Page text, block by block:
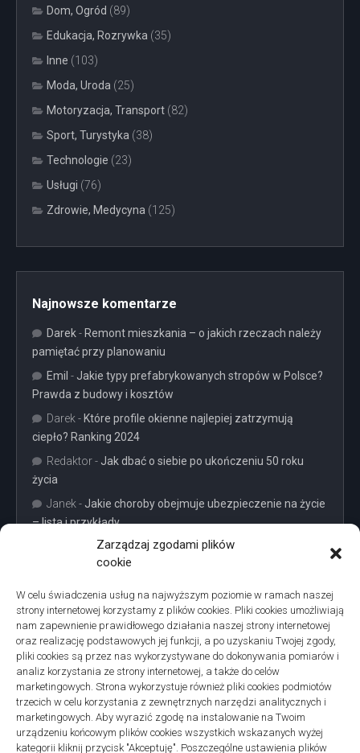
Zarządzaj zgodami plików
cookie
W celu świadczenia usług na najwyższym poziomie w ramach naszej
strony internetowej korzystamy z plików cookies. Pliki cookies umożliwiają
nam zapewnienie prawidłowego działania naszej strony internetowej
oraz realizację podstawowych jej funkcji, a po uzyskaniu Twojej zgody,
pliki cookies są przez nas wykorzystywane do dokonywania pomiarów i
analiz korzystania ze strony internetowej, a także do celów
marketingowych. Strona wykorzystuje również pliki cookies podmiotów
trzecich w celu korzystania z zewnętrznych narzędzi analitycznych i
marketingowych. Aby wyrazić zgodę na instalowanie na Twoim
urządzeniu końcowym plików cookies wszystkich wskazanych wyżej
kategorii kliknij przycisk "Akceptuję". Poszczególne ustawienia plików
Dom, Ogród (89)
Edukacja, Rozrywka (35)
Inne (103)
Moda, Uroda (25)
Motoryzacja, Transport (82)
Sport, Turystyka (38)
Technologie (23)
Usługi (76)
Zdrowie, Medycyna (125)
Najnowsze komentarze
Darek- Remont mieszkania – o jakich rzeczach należy
pamiętać przy planowaniu
Emil - Jakie typy prefabrykowanych stropów w Polsce?
Prawda z budowy i kosztów
Darek - Które profile okienne najlepiej zatrzymują
ciepło? Ranking 2024
Redaktor- Jak dbać o siebie po ukończeniu 50 roku
życia
Janek - Jakie choroby obejmuje ubezpieczenie na życie
– lista i przykłady
Projekty domów Podkarpacie
linki z nap